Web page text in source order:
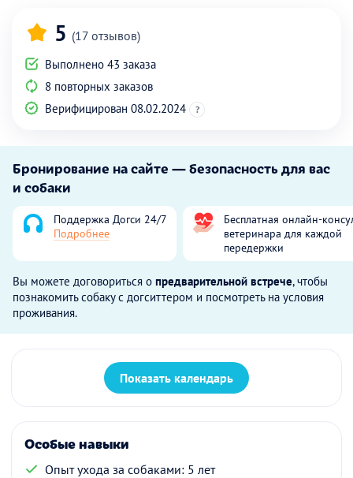
5 (17 отзывов)
Выполнено 43 заказа
8 повторных заказов
Верифицирован 08.02.2024
?
Бронирование на сайте — безопасность для вас
и собаки
Поддержка Догси 24/7
Подробнее
Бесплатная онлайн-
ветеринара для каждой
передержки
Вы можете договориться о предварительной встрече, чтобы
познакомить собаку с догситтером и посмотреть на условия
проживания.
Показать календарь
Особые навыки
Опыт ухода за собаками: 5 лет